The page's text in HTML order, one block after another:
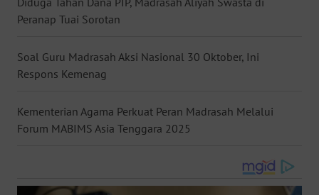
Peranap Tuai Sorotan
Soal Guru Madrasah Aksi Nasional 30 Oktober, Ini
Respons Kemenag
Kementerian Agama Perkuat Peran Madrasah Melalui
Forum MABIMS Asia Tenggara 2025
WN
WN
WN
KALTENG